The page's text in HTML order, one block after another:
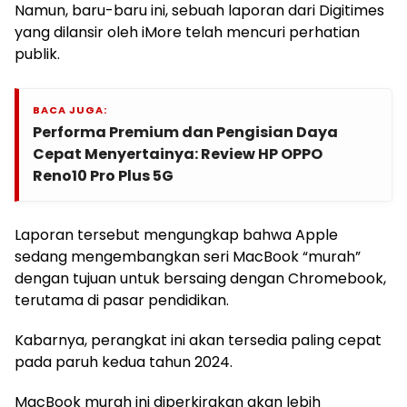
Namun, baru-baru ini, sebuah laporan dari Digitimes
yang dilansir oleh iMore telah mencuri perhatian
publik.
BACA JUGA:
Performa Premium dan Pengisian Daya
Cepat Menyertainya: Review HP OPPO
Reno10 Pro Plus 5G
Laporan tersebut mengungkap bahwa Apple
sedang mengembangkan seri MacBook “murah”
dengan tujuan untuk bersaing dengan Chromebook,
terutama di pasar pendidikan.
Kabarnya, perangkat ini akan tersedia paling cepat
pada paruh kedua tahun 2024.
MacBook murah ini diperkirakan akan lebih